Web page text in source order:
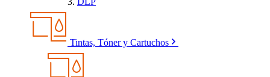
Tintas, Tóner y Cartuchos